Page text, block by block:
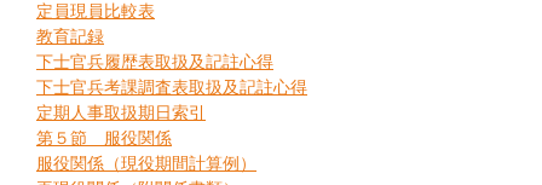
定員現員比較表
教育記録
下士官兵履歴表取扱及記註心得
下士官兵考課調査表取扱及記註心得
定期人事取扱期日索引
第５節 服役関係
服役関係（現役期間計算例）